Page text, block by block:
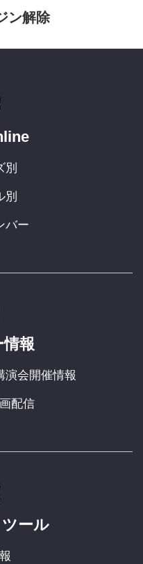
ン解除
別
別
バー
報
演会開催情報
配信
ール